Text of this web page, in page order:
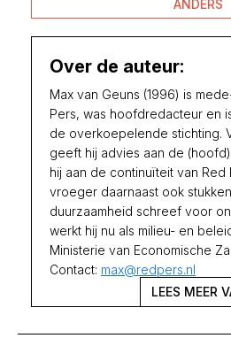
ANDERS
Over de auteur:
Max van Geuns (1996) is
Pers, was hoofdredacteur en
de overkoepelende stichting.
geeft hij advies aan de
hij aan de continuïteit van Red
vroeger daarnaast ook
duurzaamheid schreef voor
werkt hij nu als milieu- en
Ministerie van Economische
Contact: max@redpers.nl
LEES MEER